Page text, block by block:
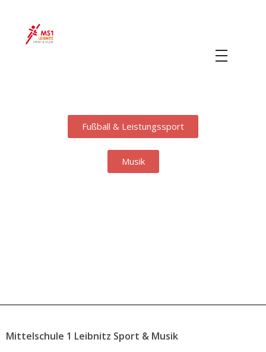
Fußball & Leistungssport
Musik
Mittelschule 1 Leibnitz Sport & Musik